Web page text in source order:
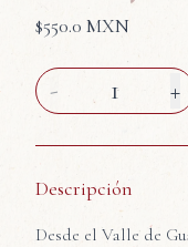
$550.0 MXN
- 1 +
Descripción
Desde el Valle de